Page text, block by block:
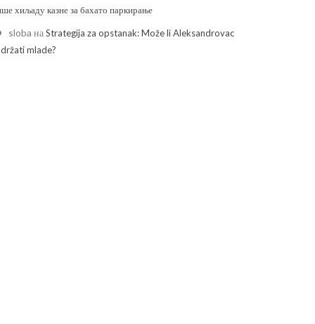
хиљаду казне за бахато паркирање
sloba наStrategija za opstanak: Može li Aleksandrovac
mlade?